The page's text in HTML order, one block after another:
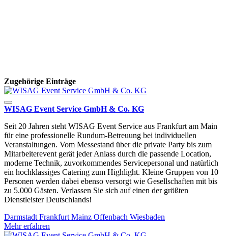
Zugehörige Einträge
WISAG Event Service GmbH & Co. KG
Seit 20 Jahren steht WISAG Event Service aus Frankfurt am Main
für eine professionelle Rundum-Betreuung bei individuellen
Veranstaltungen. Vom Messestand über die private Party bis zum
Mitarbeiterevent gerät jeder Anlass durch die passende Location,
moderne Technik, zuvorkommendes Servicepersonal und natürlich
ein hochklassiges Catering zum Highlight. Kleine Gruppen von 10
Personen werden dabei ebenso versorgt wie Gesellschaften mit bis
zu 5.000 Gästen. Verlassen Sie sich auf einen der größten
Dienstleister Deutschlands!
Darmstadt Frankfurt Mainz Offenbach Wiesbaden
Mehr erfahren